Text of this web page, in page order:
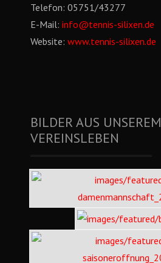
Telefon: 05751/43277
E-Mail: info@tennis-silixen.de
Website: www.tennis-silixen.de
BILDER AUS UNSEREM
VEREINSLEBEN